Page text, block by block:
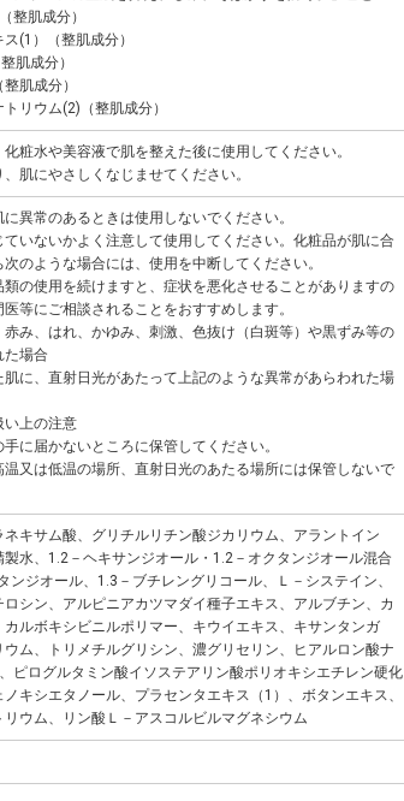
整肌成分）
(1）（整肌成分）
肌成分）
肌成分）
リウム(2)（整肌成分）
粧水や美容液で肌を整えた後に使用してください。
肌にやさしくなじませてください。
異常のあるときは使用しないでください。
ていないかよく注意して使用してください。化粧品が肌に合
のような場合には、使用を中断してください。
類の使用を続けますと、症状を悪化させることがありますの
等にご相談されることをおすすめします。
赤み、はれ、かゆみ、刺激、色抜け（白斑等）や黒ずみ等の
た場合
肌に、直射日光があたって上記のような異常があらわれた場
い上の注意
手に届かないところに保管してください。
温又は低温の場所、直射日光のあたる場所には保管しないで
キサム酸、グリチルリチン酸ジカリウム、アラントイン
製水、1.2－ヘキサンジオール・1.2－オクタンジオール混合
ンジオール、1.3－ブチレングリコール、Ｌ－システイン、
ロシン、アルピニアカツマダイ種子エキス、アルブチン、カ
カルボキシビニルポリマー、キウイエキス、キサンタンガ
ム、トリメチルグリシン、濃グリセリン、ヒアルロン酸ナ
ピログルタミン酸イソステアリン酸ポリオキシエチレン硬化
ノキシエタノール、プラセンタエキス（1）、ボタンエキス、
リウム、リン酸Ｌ－アスコルビルマグネシウム